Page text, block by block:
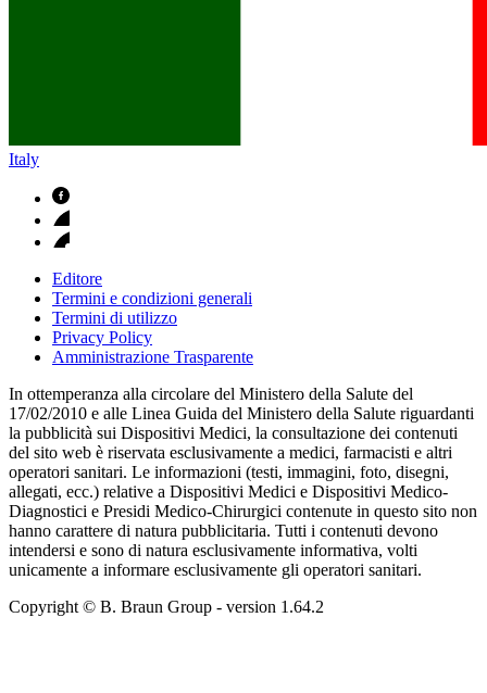
Italy
Editore
Termini e condizioni generali
Termini di utilizzo
Privacy Policy
Amministrazione Trasparente
In ottemperanza alla circolare del Ministero della Salute del
17/02/2010 e alle Linea Guida del Ministero della Salute riguardanti
la pubblicità sui Dispositivi Medici, la consultazione dei contenuti
del sito web è riservata esclusivamente a medici, farmacisti e altri
operatori sanitari. Le informazioni (testi, immagini, foto, disegni,
allegati, ecc.) relative a Dispositivi Medici e Dispositivi Medico-
Diagnostici e Presidi Medico-Chirurgici contenute in questo sito non
hanno carattere di natura pubblicitaria. Tutti i contenuti devono
intendersi e sono di natura esclusivamente informativa, volti
unicamente a informare esclusivamente gli operatori sanitari.
Copyright © B. Braun Group - version 1.64.2